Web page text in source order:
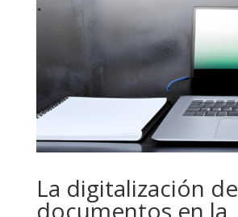
La digitalización de
documentos en la